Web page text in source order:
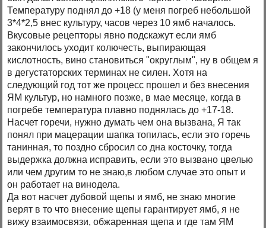
Температуру поднял до +18 (у меня погреб небольшой
3*4*2,5 внес культуру, часов через 10 ямб началось.
Вкусовые рецепторы явно подскажут если ямб
закончилось уходит колючесть, выпирающая
кислотность, вино становиться "округлым", ну в общем я
в дегустаторских терминах не силен. Хотя на
следующий год тот же процесс прошел и без внесения
ЯМ культур, но намного позже, в мае месяце, когда в
погребе температура плавно поднялась до +17-18.
Насчет горечи, нужно думать чем она вызвана, Я так
понял при мацерации шапка топилась, если это горечь
танинная, то поздно сбросил со дна косточку, тогда
выдержка должна исправить, если это вызвано цвелью
или чем другим то не знаю,в любом случае это опыт и
он работает на винодела.
Да вот насчет дубовой щепы и ямб, не знаю многие
верят в то что внесение щепы гарантирует ямб, я не
вижу взаимосвязи, обжаренная щепа и где там ЯМ